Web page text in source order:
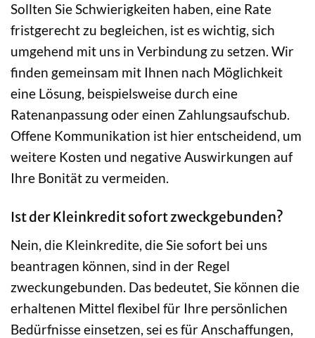
Sollten Sie Schwierigkeiten haben, eine Rate
fristgerecht zu begleichen, ist es wichtig, sich
umgehend mit uns in Verbindung zu setzen. Wir
finden gemeinsam mit Ihnen nach Möglichkeit
eine Lösung, beispielsweise durch eine
Ratenanpassung oder einen Zahlungsaufschub.
Offene Kommunikation ist hier entscheidend, um
weitere Kosten und negative Auswirkungen auf
Ihre Bonität zu vermeiden.
Ist der Kleinkredit sofort zweckgebunden?
Nein, die Kleinkredite, die Sie sofort bei uns
beantragen können, sind in der Regel
zweckungebunden. Das bedeutet, Sie können die
erhaltenen Mittel flexibel für Ihre persönlichen
Bedürfnisse einsetzen, sei es für Anschaffungen,